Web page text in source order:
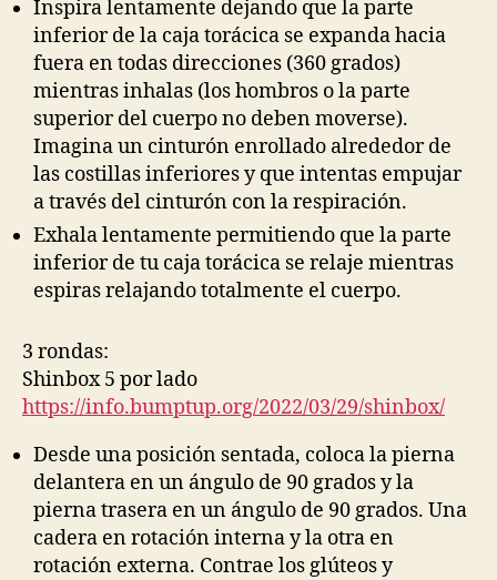
Inspira lentamente dejando que la parte
inferior de la caja torácica se expanda hacia
fuera en todas direcciones (360 grados)
mientras inhalas (los hombros o la parte
superior del cuerpo no deben moverse).
Imagina un cinturón enrollado alrededor de
las costillas inferiores y que intentas empujar
a través del cinturón con la respiración.
Exhala lentamente permitiendo que la parte
inferior de tu caja torácica se relaje mientras
espiras relajando totalmente el cuerpo.
3 rondas:
Shinbox 5 por lado
https://info.bumptup.org/2022/03/29/shinbox/
Desde una posición sentada, coloca la pierna
delantera en un ángulo de 90 grados y la
pierna trasera en un ángulo de 90 grados. Una
cadera en rotación interna y la otra en
rotación externa. Contrae los glúteos y